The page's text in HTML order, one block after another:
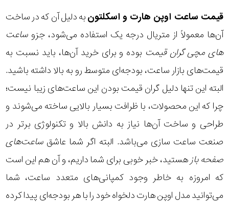
قیمت ساعت اوپن هارت و اسکلتونبه دلیل آن که در ساخت
آن‌ها معمولاً از متریال درجه یک استفاده می‌شود، جزو ساعت
های مچی گران قیمت بوده و برای خرید آن‌ها، باید نسبت به
قیمت‌های بازار ساعت، بودجه‌ای متوسط رو به بالا داشته باشید.
البته این تنها دلیل گران قیمت بودن این ساعت‌های زیبا نیست؛
چرا که این محصولات، با ظرافت بسیار بالایی ساخته می‌شوند و
طراحی و ساخت آن‌ها نیاز به دانش بالا و تکنولوژی برتر در
صنعت ساعت سازی می‌باشد. البته اگر شما عاشق ساعت‌های
صفحه بازهستید، خبر خوبی برای شما داریم، و آن هم این است
که امروزه به خاطر وجود کمپانی‌های متعدد ساعت، شما
می‌توانید مدل اوپن هارت دلخواه خود را با هر بودجه‌ای پیدا کرده